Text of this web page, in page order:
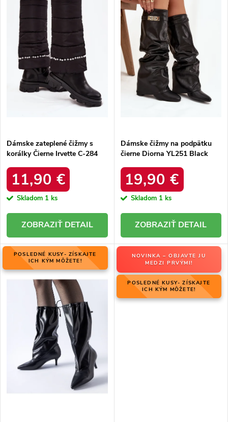
Abecedne
Dámske zateplené čižmy s
korálky Čierne Irvette C-284
11,90 €
Skladom 1 ks
DETAIL
Dámske čižmy na podpätku
čierne Diorna YL251 Black
19,90 €
Skladom 1 ks
DETAIL
POSLEDNÉ KUSY- ZÍSKAJTE
ICH KÝM MÔŽETE!
NOVINKA – OBJAVTE JU
MEDZI PRVÝMI!
POSLEDNÉ KUSY- ZÍSKAJTE
ICH KÝM MÔŽETE!